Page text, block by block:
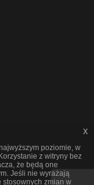
poziomie, w
z witryny bez
że będą one
Jeśli nie wyrażają
stosownych zmian w
x